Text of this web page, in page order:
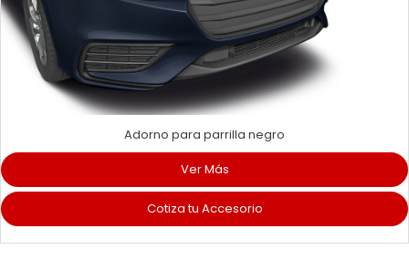
Adorno para parrilla negro
Ver Más
Cotiza tu Accesorio